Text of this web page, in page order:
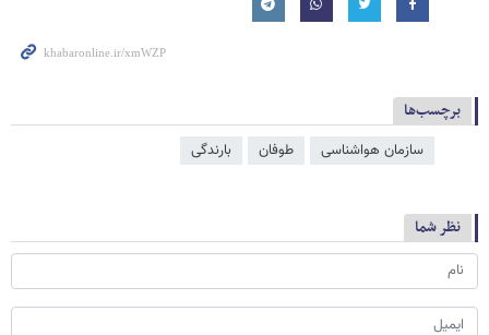
برچسب‌ها
سازمان هواشناسی طوفان بارندگی
نظر شما